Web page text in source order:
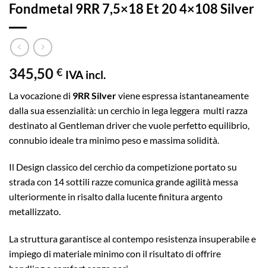
Fondmetal 9RR 7,5×18 Et 20 4×108 Silver
345,50 € IVA incl.
La vocazione di 9RR Silverviene espressa istantaneamente
dalla sua essenzialità: un cerchio in lega leggera multi razza
destinato al Gentleman driver che vuole perfetto equilibrio,
connubio ideale tra minimo peso e massima solidità.
Il Design classico del cerchio da competizione portato su
strada con 14 sottili razze comunica grande agilità messa
ulteriormente in risalto dalla lucente finitura argento
metallizzato.
La struttura garantisce al contempo resistenza insuperabile e
impiego di materiale minimo con il risultato di offrire